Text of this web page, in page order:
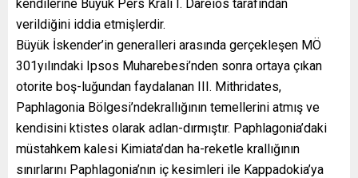
kendilerine Büyük Pers Kralı I. Dareios tarafından
verildiğini iddia etmişlerdir.
Büyük İskender’in generalleri arasında gerçekleşen MÖ
301yılındaki Ipsos Muharebesi’nden sonra ortaya çıkan
otorite boş-luğundan faydalanan III. Mithridates,
Paphlagonia Bölgesi’ndekrallığının temellerini atmış ve
kendisini ktistes olarak adlan-dırmıştır. Paphlagonia’daki
müstahkem kalesi Kimiata’dan ha-reketle krallığının
sınırlarını Paphlagonia’nın iç kesimleri ile Kappadokia’ya